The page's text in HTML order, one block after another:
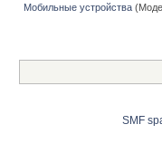
Мобильные устройства
SMF